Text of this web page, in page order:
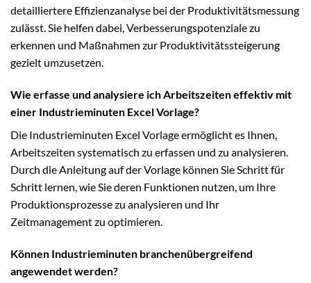
detailliertere Effizienzanalyse bei der Produktivitätsmessung
zulässt. Sie helfen dabei, Verbesserungspotenziale zu
erkennen und Maßnahmen zur Produktivitätssteigerung
gezielt umzusetzen.
Wie erfasse und analysiere ich Arbeitszeiten effektiv mit
einer Industrieminuten Excel Vorlage?
Die Industrieminuten Excel Vorlage ermöglicht es Ihnen,
Arbeitszeiten systematisch zu erfassen und zu analysieren.
Durch die Anleitung auf der Vorlage können Sie Schritt für
Schritt lernen, wie Sie deren Funktionen nutzen, um Ihre
Produktionsprozesse zu analysieren und Ihr
Zeitmanagement zu optimieren.
Können Industrieminuten branchenübergreifend
angewendet werden?